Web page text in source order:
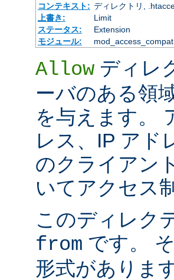
コンテキスト: ディレクトリ,
上書き:
Limit
ステータス:
Extension
モジュール:
mod_access_compat
Allow ディレ
ーバのある領
を与えます。
レス、IP アド
のクライアン
いてアクセス
このディレク
from です。
形式があります